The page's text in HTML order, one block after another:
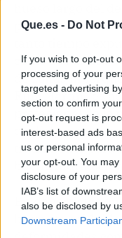
Que.es - Do Not
If you wish to opt-out
processing of your
targeted advertising
section to confirm
opt-out request is
interest-based ads
us or personal
your opt-out. You
disclosure of your
IAB’s list of
also be disclosed by
Downstream
pérdida de
como a la arena.
de zonas
Ruiz Martín "es
profesional de la
de dichas zonas
tratamiento para
buena
En deportistas
bastante